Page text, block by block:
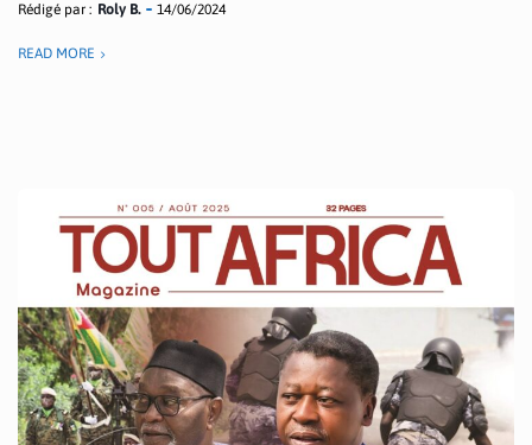
Rédigé par : Roly B. 14/06/2024
READ MORE